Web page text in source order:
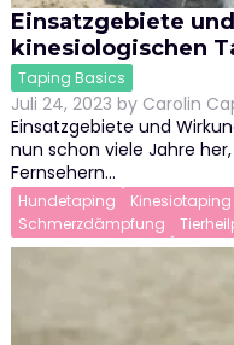
Einsatzgebiete
kinesiologischen
Taping Basics
Juli 24, 2023 by Carolin
Einsatzgebiete und
nun schon viele Jahre
Fernsehern…
Hundetaping Kinesiotaping
Schmerzdämpfung